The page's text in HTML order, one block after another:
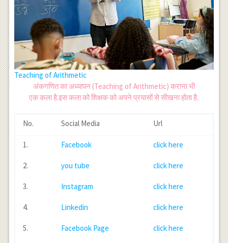
Teaching of Arithmetic
अंकगणित का अध्यापन (Teaching of Arithmetic) कराना भी
एक कला है.इस कला को शिक्षक को अपने प्रयासों से सीखना होता है.
No. Social Media Url
1. Facebook click here
2. you tube click here
3. Instagram click here
4. Linkedin click here
5. Facebook Page click here